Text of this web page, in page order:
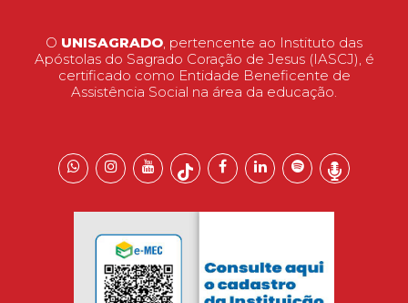
O UNISAGRADO, pertencente ao Instituto das
Apóstolas do Sagrado Coração de Jesus (IASCJ), é
certificado como Entidade Beneficente de
Assistência Social na área da educação.